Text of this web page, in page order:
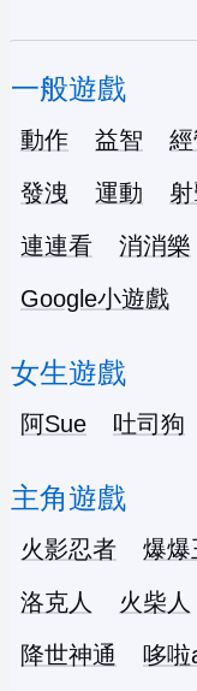
一般遊戲
動作 益智
發洩
運動
連連看
消消樂
Google小遊戲
女生遊戲
阿Sue 吐司狗
主角遊戲
火影忍者 爆爆
洛克人
火柴人
降世神通
哆啦